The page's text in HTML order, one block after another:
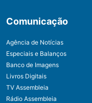
Comunicação
Agência de Notícias
Especiais e Balanços
Banco de Imagens
Livros Digitais
TV Assembleia
Rádio Assembleia